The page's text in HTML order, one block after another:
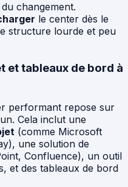
changement.
le center dès le
structure lourde et peu
et tableaux de bord à
performant repose sur
Cela inclut une
(comme Microsoft
une solution de
Confluence), un outil
et des tableaux de bord